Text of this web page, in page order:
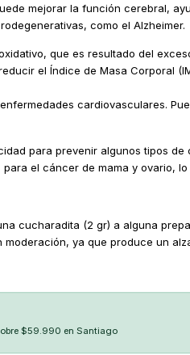
mejorar la función cerebral,
como el Alzheimer.
que es resultado del
el Índice de Masa Corporal
cardiovasculares.
para prevenir algunos tipos
el cáncer de mama y ovario,
cucharadita (2 gr) a alguna
ya que produce un
$59.990 en Santiago